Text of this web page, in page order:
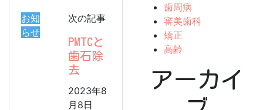
お知
らせ
次の記事
PMTCと
歯石除
去
2023年8
月8日
歯周病
審美歯科
矯正
高齢
アーカイ